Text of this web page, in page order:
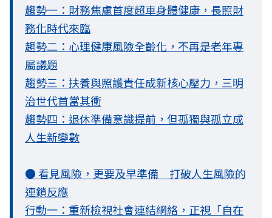
趨勢一：財務焦慮首度超車身體健康，長照財
務化時代來臨
趨勢二：心理健康風險全齡化，不再是老年專
屬議題
趨勢三：扶養與照護責任成新核心壓力，三明
治世代首當其衝
趨勢四：退休準備意識提前，但孤獨與孤立成
人生新變數
● 看見風險，更要及早準備 打破人生風險的
連鎖反應
行動一：重新檢視社會連結網絡，正視「自在